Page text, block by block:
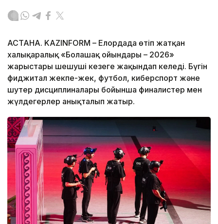
АСТАНА. KAZINFORM – Елордада өтіп жатқан
халықаралық «Болашақ ойындары – 2026»
жарыстары шешуші кезеңге жақындап келеді. Бүгін
фиджитал жекпе-жек, футбол, киберспорт және
шутер дисциплиналары бойынша финалистер мен
жүлдегерлер анықталып жатыр.